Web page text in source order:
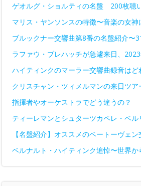
ゲオルグ・ショルティの名盤 200枚聴
マリス・ヤンソンスの特徴〜音楽の女神
ブルックナー交響曲第8番の名盤紹介〜
ラファウ・ブレハッチが急遽来日、
ハイティンクのマーラー交響曲録音はど
クリスチャン・ツィメルマンの来日ツア
指揮者やオーケストラでどう違うの？
ティーレマンとシュターツカペレ・ベル
【名盤紹介】オススメのベートーヴェ
ベルナルト・ハイティンク追悼〜世界か